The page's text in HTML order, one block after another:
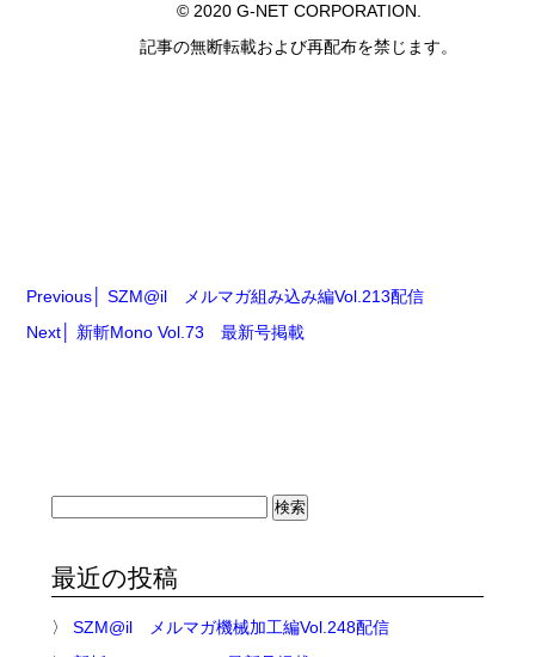
© 2020 G-NET CORPORATION.
記事の無断転載および再配布を禁じます。
Previous
SZM@il メルマガ組み込み編Vol.213配信
Next
新斬Mono Vol.73 最新号掲載
最近の投稿
SZM@il メルマガ機械加工編Vol.248配信